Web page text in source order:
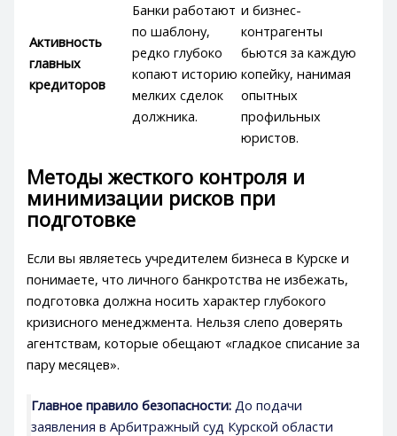
Активность
главных
кредиторов
Банки работают
по шаблону,
редко глубоко
копают историю
мелких сделок
должника.
и бизнес-
контрагенты
бьются за каждую
копейку, нанимая
опытных
профильных
юристов.
Методы жесткого контроля и
минимизации рисков при
подготовке
Если вы являетесь учредителем бизнеса в Курске и
понимаете, что личного банкротства не избежать,
подготовка должна носить характер глубокого
кризисного менеджмента. Нельзя слепо доверять
агентствам, которые обещают «гладкое списание за
пару месяцев».
Главное правило безопасности: До подачи
заявления в Арбитражный суд Курской области